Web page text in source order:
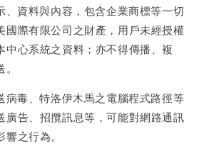
、資料與內容，包含企業商標等一切
國際有限公司之財產，用戶未經授權
中心系統之資料；亦不得傳播、複
。
病毒、特洛伊木馬之電腦程式路徑等
廣告、招攬訊息等，可能對網路通訊
之行為。